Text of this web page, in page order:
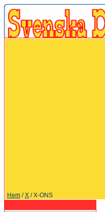
Hem /X / X-ONS